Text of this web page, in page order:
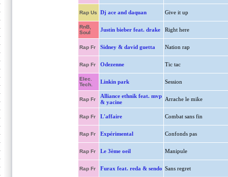
Rap Us Dj ace and daquan Give it up
RnB,
Soul
Justin bieber feat. drake Right here
Rap Fr Sidney & david guetta Nation rap
Rap Fr Odezenne Tic tac
Elec.
Tech.
Linkin park Session
Rap Fr
Alliance ethnik feat. mvp
& yacine
Arrache le mike
Rap Fr L'affaire Combat sans fin
Rap Fr Expérimental Confonds pas
Rap Fr Le 3ème oeil Manipule
Rap Fr Furax feat. reda & sendo Sans regret